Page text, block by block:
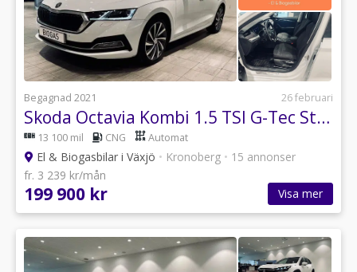
Begagnad 2021 26 februari
Skoda Octavia Kombi 1.5 TSI G-Tec Style, Drag, Biogas
13 100 mil CNG Automat
El & Biogasbilar i Växjö • Kronoberg • 15 annonser
fr. 3 239 kr/mån
199 900 kr Visa mer